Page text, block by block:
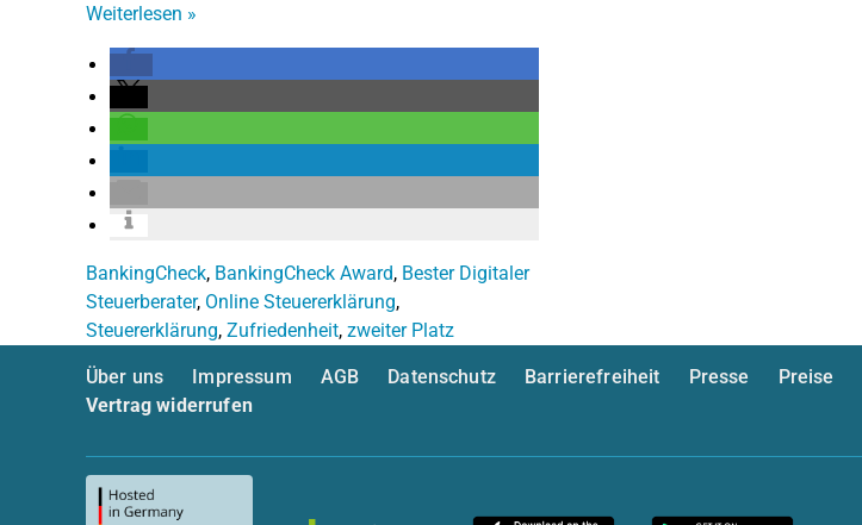
Weiterlesen »
BankingCheck, BankingCheck Award, Bester Digitaler
Steuerberater, Online Steuererklärung,
Steuererklärung, Zufriedenheit, zweiter Platz
Über uns Impressum AGB Datenschutz Barrierefreiheit Presse Preise
Vertrag widerrufen